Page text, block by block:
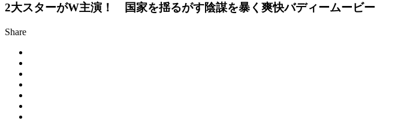
2大スターがW主演！ 国家を揺るがす陰謀を暴く爽快バディームービー
Share